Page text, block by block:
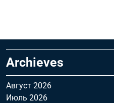
Archieves
Август 2026
Июль 2026